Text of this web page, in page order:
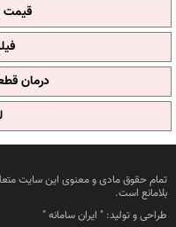
درمان
تمام حقوق مادی و معنوی این سایت
بلامانع است.
طراحی و تولید: " ایران سامانه"